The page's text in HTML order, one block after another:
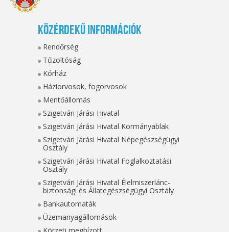
Közérdekű információk
Rendőrség
Tűzoltóság
Kórház
Háziorvosok, fogorvosok
Mentőállomás
Szigetvári Járási Hivatal
Szigetvári Járási Hivatal Kormányablak
Szigetvári Járási Hivatal Népegészségügyi
Osztály
Szigetvári Járási Hivatal Foglalkoztatási
Osztály
Szigetvári Járási Hivatal Élelmiszerlánc-
biztonsági és Állategészségügyi Osztály
Bankautomaták
Üzemanyagállomások
Körzeti megbízott